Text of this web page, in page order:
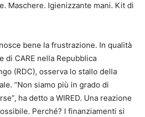
Maschere. Igienizzante mani. Kit di
bene la frustrazione. In qualità
di CARE nella Repubblica
(RDC), osserva lo stallo della
“Non siamo più in grado di
ha detto a WIRED. Una reazione
Perché? I finanziamenti si